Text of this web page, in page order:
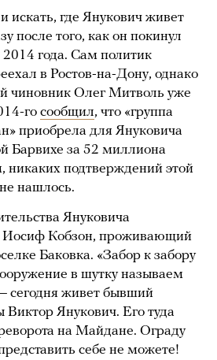
искать, где Янукович живет
после того, как он покинул
года. Сам политик
в Ростов-на-Дону, однако
чиновник Олег Митволь уже
го сообщил, что «группа
приобрела для Януковича
Барвихе за 52 миллиона
никаких подтверждений этой
нашлось.
Януковича
Иосиф Кобзон, проживающий
Баковка. «Забор к забору
в шутку называем
сегодня живет бывший
Янукович. Его туда
на Майдане. Ограду
себе не можете!